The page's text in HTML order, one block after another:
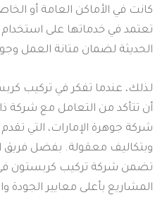
كانت في الأماكن العامة أو
تعتمد في خدماتها على استخدام
الحديثة لضمان متانة العمل
لذلك، عندما تفكر في تركيب
أن تتأكد من التعامل مع شركة
شركة جوهرة الإمارات، التي
وبتكاليف معقولة. بفضل
تضمن شركة تركيب كربستون في
المشاريع بأعلى معايير الجودة